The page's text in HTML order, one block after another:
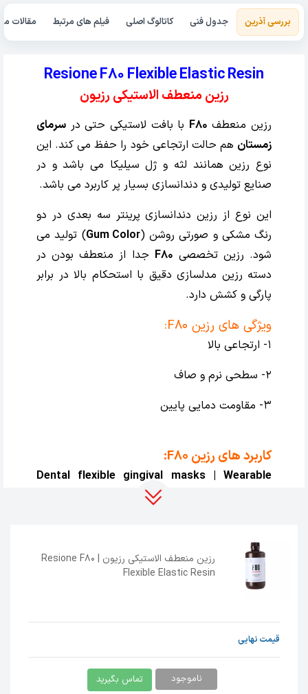
بررسی آذرین جدول فنی کاتالوگ اصلی فیلم های مرتبط مقالات
Resione F80 Flexible Elastic Resin
رزین منعطف الاستیکی رزیون
رزین منعطف F80 با بافت لاستیکی حتی در سرمای
زمستان هم حالت ارتجاعی خود را حفظ می کند. این
نوع رزین همانند لثه و ژل سیلیکا می باشد و در
صنایع تولیدی و دندانسازی بسیار پر کاربرد می باشد.
این نوع از رزین دندانسازی پرینتر سه بعدی در دو
رنگ مشکی و صورتی روشن (Gum Color) تولید می
شود. رزین تخصصی F80 جدا از منعطف بودن در
دسته رزین مدلسازی دقیق با استحکام بالا در برابر
پارگی و کشش دارد.
ویژگی های رزین F80:
1- ارتجاعی بالا
2- سطحی نرم و صاف
3- مقاومت دمایی پایین
کاربرد های رزین F80:
Dental flexible gingival masks | Wearable
object prototype | Hobby
پرینتر های سه بعدی سازگار:
All series of Anycubic，
UNIZ etc. UV 405nm LCD resin
3D printer
رزین منعطف الاستیکی رزیون | Resione F80
Flexible Elastic Resin
قیمت نهایی
ناموجود تماس بگیرید